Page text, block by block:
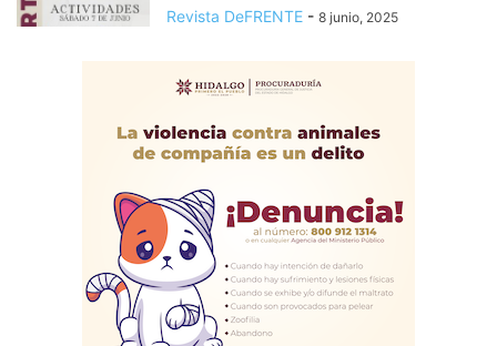
Revista DeFRENTE - 8 junio, 2025